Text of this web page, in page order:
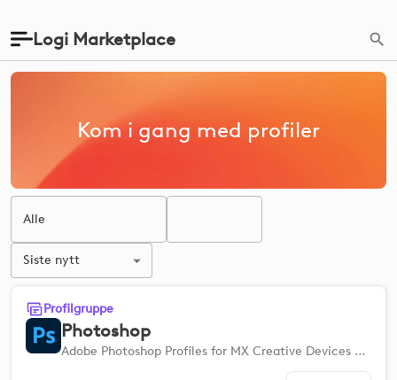
Logi Marketplace
Kom i gang med profiler
Alle
Siste nytt
Profilgruppe
Photoshop
Adobe Photoshop Profiles for MX Creative Devices hjelper deg med å konfigurere raskt, slik at du kan effektivisere arbeidsflyten.